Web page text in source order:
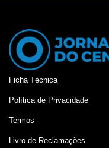
Ficha Técnica
Política de Privacidade
Termos
Livro de Reclamações